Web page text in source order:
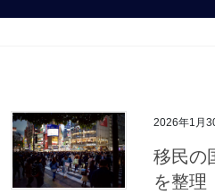
2026年1月
移民の
を整理